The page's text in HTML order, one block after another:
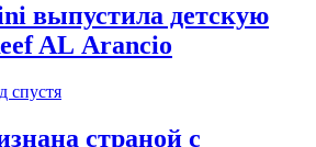
выпустила детскую
AL Arancio
спустя
страной с